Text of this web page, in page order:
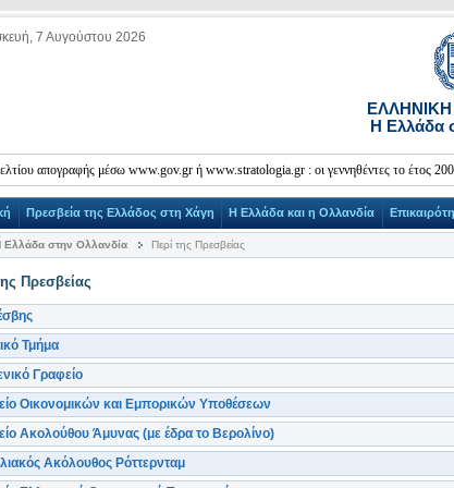
7 Αυγούστου 2026
Η Ελλάδα
μέσω www.gov.gr ή www.stratologia.gr : οι γεννηθέντες το έτος 2008 έως
Πρεσβεία της Ελλάδος στη Χάγη Η Ελλάδα και η Ολλανδία
Ελλάδα στην Ολλανδία Περί της Πρεσβείας
Πρεσβείας
Τμήμα
Γραφείο
Οικονομικών και Εμπορικών Υποθέσεων
Ακολούθου Άμυνας (με έδρα το Βερολίνο)
Ακόλουθος Ρόττερνταμ